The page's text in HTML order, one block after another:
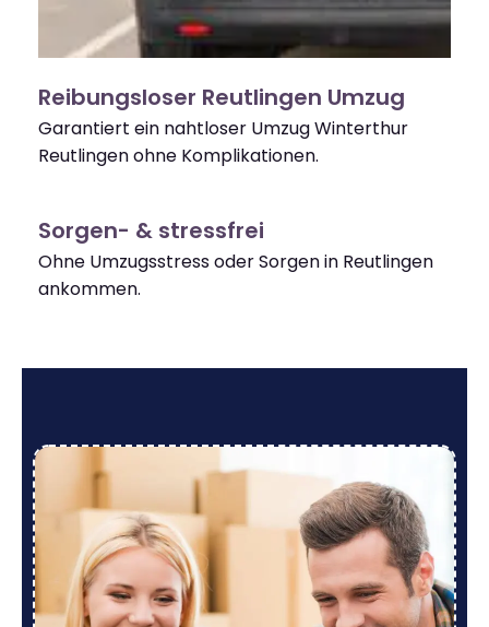
Reibungsloser Reutlingen Umzug
Garantiert ein nahtloser Umzug Winterthur
Reutlingen ohne Komplikationen.
Sorgen- & stressfrei
Ohne Umzugsstress oder Sorgen in Reutlingen
ankommen.